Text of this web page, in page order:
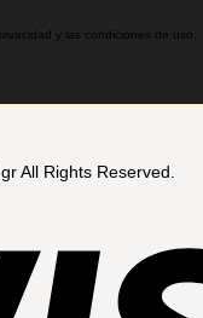
y las condiciones de uso.
All Rights Reserved.